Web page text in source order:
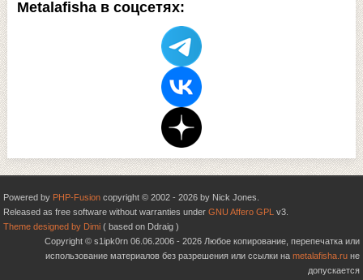
Metalafisha в соцсетях:
Powered by PHP-Fusion copyright © 2002 - 2026 by Nick Jones.
Released as free software without warranties under GNU Affero GPL v3.
Theme designed by Dimi ( based on Ddraig )
Copyright © s1ipk0rn 06.06.2006 - 2026 Любое копирование, перепечатка или
использование материалов без разрешения или ссылки на metalafisha.ru не
допускается